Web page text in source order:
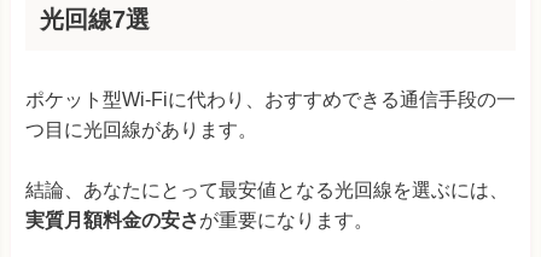
光回線7選
ポケット型Wi-Fiに代わり、おすすめできる通信手段の一
つ目に光回線があります。
結論、あなたにとって最安値となる光回線を選ぶには、
実質月額料金の安さが重要になります。